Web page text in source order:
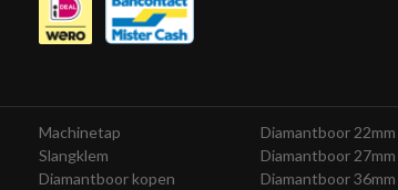
Machinetap
Slangklem
Diamantboor kopen
Diamantboor 22mm
Diamantboor 27mm
Diamantboor 36mm